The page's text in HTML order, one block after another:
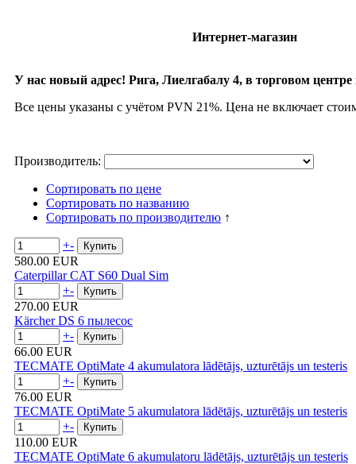
Интернет-магазин
У нас новый адрес! Рига, Лиелгабалу 4, в торговом
Все цены указаны с учётом PVN 21%. Цена не включает
Производитель:
Сортировать по цене
Сортировать по названию
Сортировать по производителю ↑
+-
580.00 EUR
Caterpillar CAT S60 Dual Sim
+-
270.00 EUR
Kärcher DS 6 пылесос
+-
66.00 EUR
TECMATE OptiMate 4 akumulatora lādētājs, uzturētājs un testeris
+-
76.00 EUR
TECMATE OptiMate 5 akumulatora lādētājs, uzturētājs un testeris
+-
110.00 EUR
TECMATE OptiMate 6 akumulatoru lādētājs, uzturētājs un testeris